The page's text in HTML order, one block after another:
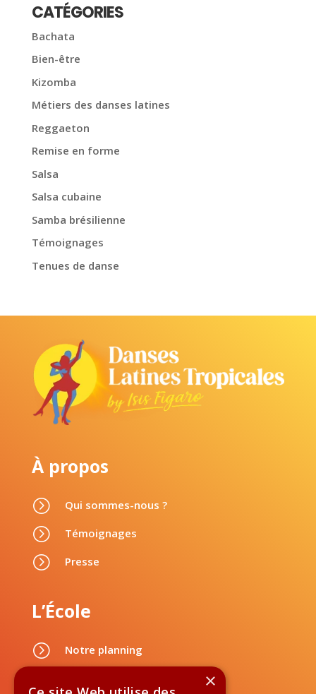
CATÉGORIES
Bachata
Bien-être
Kizomba
Métiers des danses latines
Reggaeton
Remise en forme
Salsa
Salsa cubaine
Samba brésilienne
Témoignages
Tenues de danse
À propos
= Qui sommes-nous ?
= Témoignages
= Presse
L’École
= Notre planning
×